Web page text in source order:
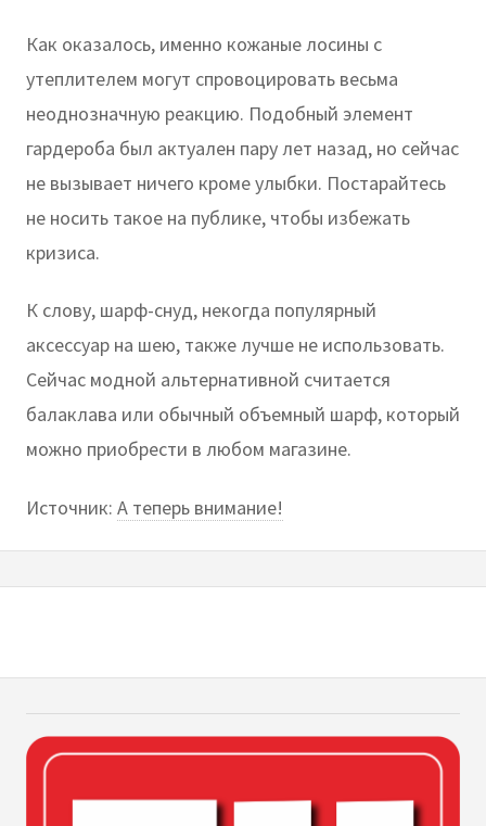
Как оказалось, именно кожаные лосины с
утеплителем могут спровоцировать весьма
неоднозначную реакцию. Подобный элемент
гардероба был актуален пару лет назад, но сейчас
не вызывает ничего кроме улыбки. Постарайтесь
не носить такое на публике, чтобы избежать
кризиса.
К слову, шарф-снуд, некогда популярный
аксессуар на шею, также лучше не использовать.
Сейчас модной альтернативной считается
балаклава или обычный объемный шарф, который
можно приобрести в любом магазине.
Источник: А теперь внимание!